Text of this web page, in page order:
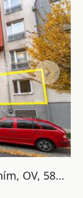
Prodej bytu 2+kk s garážovým stáním, OV, 58m2, ul. Raichlova 2619/7, Praha 5 - Stodůlky